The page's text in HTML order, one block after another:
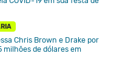
Chris Brown e Drake por
milhões de dólares em